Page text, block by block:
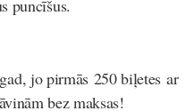
puncīšus.
jo pirmās 250 biļetes ar
bez maksas!